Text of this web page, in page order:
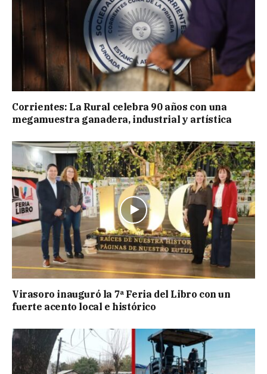
Corrientes: La Rural celebra 90 años con una
megamuestra ganadera, industrial y artística
Virasoro inauguró la 7ª Feria del Libro con un
fuerte acento local e histórico